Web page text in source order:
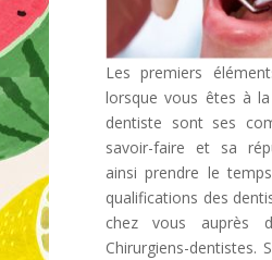
Les premiers
lorsque vous êtes à la
dentiste sont ses
savoir-faire et sa
ainsi prendre le
qualifications des
chez vous auprès
Chirurgiens-dentistes.